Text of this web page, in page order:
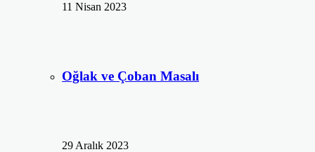
11 Nisan 2023
Oğlak ve Çoban Masalı
29 Aralık 2023